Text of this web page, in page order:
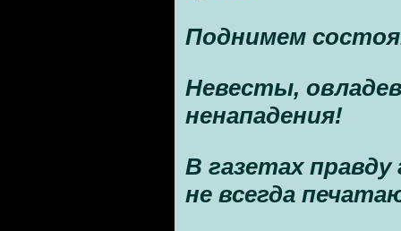
Поднимем
Невесты,
ненападения!
В газетах
не всегда